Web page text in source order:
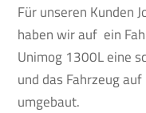
Für unseren Kunden
haben wir auf ein
Unimog 1300L eine
und das Fahrzeug
umgebaut.